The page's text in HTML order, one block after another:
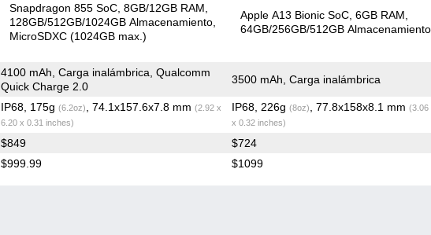
Snapdragon 855 SoC 8GB/12GB RAM
128GB/512GB/1024GB Almacenamiento
MicroSDXC (1024GB max.)
Apple A13 Bionic SoC 6GB RAM
64GB/256GB/512GB Almacenamiento
4100 mAh, Carga inalámbrica, Qualcomm
Quick Charge 2.0
3500 mAh, Carga inalámbrica
IP68, 175g (6.2oz) , 74.1x157.6x7.8 mm (2.92 x
6.20 x 0.31 inches)
IP68, 226g (8oz) , 77.8x158x8.1 mm (3.06
x 0.32 inches)
$849 $724
$999.99 $1099